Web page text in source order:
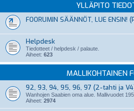
YLLÄPITO
FOORUMIN SÄÄNNÖT, LUE
Helpdesk
Tiedotteet / helpdesk / palaute.
Aiheet: 623
MALLIKOHTAINEN
92, 93, 94, 95, 96, 97 (2-tahti ja
Wanhojen Saabien oma alue. Mallivuodet
Aiheet: 2974